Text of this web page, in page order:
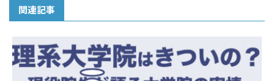
関連記事